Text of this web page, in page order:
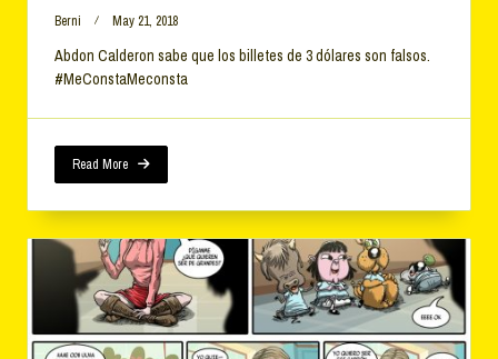
Berni May 21, 2018
Abdon Calderon sabe que los billetes de 3 dólares son falsos.
#MeConstaMeconsta
Read More